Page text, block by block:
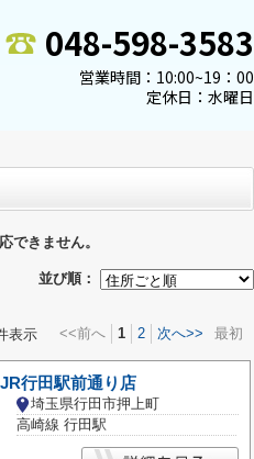
048-598-3583
営業時間：10:00~19：00
定休日：水曜日
できません。
並び順：
表示 <<前へ 1 2 次へ>> 最初
行田駅前通り店
埼玉県行田市押上町
高崎線 行田駅